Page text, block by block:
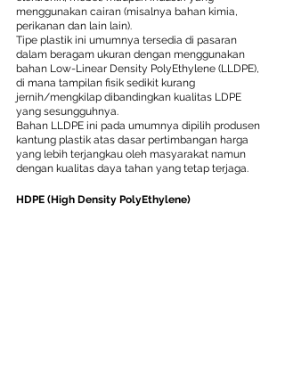
menggunakan cairan (misalnya bahan kimia,
perikanan dan lain lain).
Tipe plastik ini umumnya tersedia di pasaran
dalam beragam ukuran dengan menggunakan
bahan Low-Linear Density PolyEthylene (LLDPE),
di mana tampilan fisik sedikit kurang
jernih/mengkilap dibandingkan kualitas LDPE
yang sesungguhnya.
Bahan LLDPE ini pada umumnya dipilih produsen
kantung plastik atas dasar pertimbangan harga
yang lebih terjangkau oleh masyarakat namun
dengan kualitas daya tahan yang tetap terjaga.
HDPE (High Density PolyEthylene)